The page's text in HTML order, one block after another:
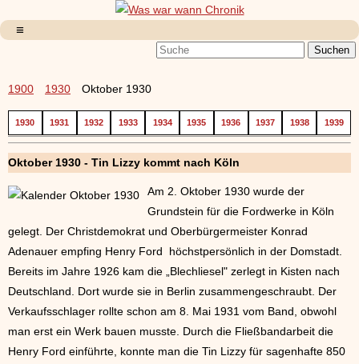
1900 1930 Oktober 1930
1930 1931 1932 1933 1934 1935 1936 1937 1938 1939
Oktober 1930 - Tin Lizzy kommt nach Köln
Am 2. Oktober 1930 wurde der
Grundstein für die Fordwerke in Köln
gelegt. Der Christdemokrat und Oberbürgermeister Konrad
Adenauer empfing Henry Ford höchstpersönlich in der Domstadt.
Bereits im Jahre 1926 kam die „Blechliesel" zerlegt in Kisten nach
Deutschland. Dort wurde sie in Berlin zusammengeschraubt. Der
Verkaufsschlager rollte schon am 8. Mai 1931 vom Band, obwohl
man erst ein Werk bauen musste. Durch die Fließbandarbeit die
Henry Ford einführte, konnte man die Tin Lizzy für sagenhafte 850